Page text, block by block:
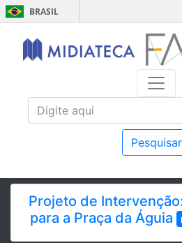
BRASIL
Pesquisar
Projeto de
para a Praça da Águia